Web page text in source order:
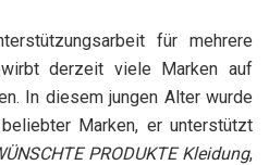
für mehrere
derzeit viele Marken auf
In diesem jungen Alter wurde
Marken, er unterstützt
PRODUKTE Kleidung,